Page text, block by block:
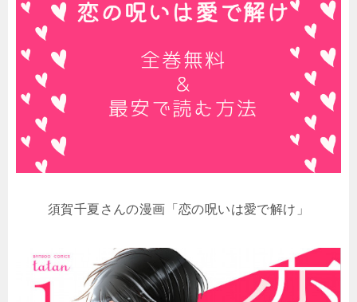
須賀千夏さんの漫画「恋の呪いは愛で解け」